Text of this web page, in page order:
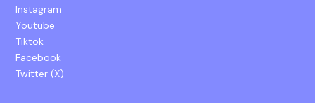
Instagram
Youtube
Tiktok
Facebook
Twitter (X)